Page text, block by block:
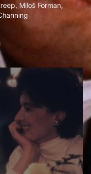
, Miloš Forman,